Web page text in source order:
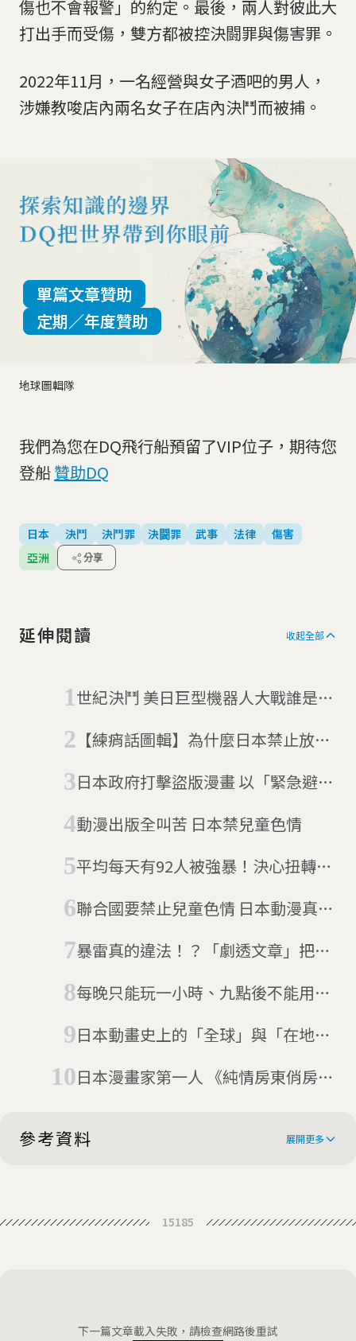
傷也不會報警」的約定。最後，兩人對彼此大
打出手而受傷，雙方都被控決闘罪與傷害罪。
2022年11月，一名經營與女子酒吧的男人，
涉嫌教唆店內兩名女子在店內決鬥而被捕。
地球圖輯隊
單篇文章贊助
定期／年度贊助
我們為您在DQ飛行船預留了VIP位子，期待您
登船贊助DQ
日本 決鬥 決鬥罪 決闘罪 武事 法律
傷害
亞洲
分享
延伸閱讀 收起全部
世紀決鬥 美日巨型機器人大戰誰是贏
【練痟話圖輯】為什麼日本禁止放學
日本政府打擊盜版漫畫 以「緊急避
動漫出版全叫苦 日本禁兒童色情
平均每天有92人被強暴！決心扭轉印
Shakti
聯合國要禁止兒童色情 日本動漫真的
暴雷真的違法！？「劇透文章」把電
院判：嚴重侵害著作權
每晚只能玩一小時、九點後不能用手
日本動畫史上的「全球」與「在地」
日本漫畫家第一人 《純情房東俏房
參考資料 展開更多
の趣旨や刑罰、成立要件を解説
15185
下一篇文章載入失敗，請檢查網路後重試